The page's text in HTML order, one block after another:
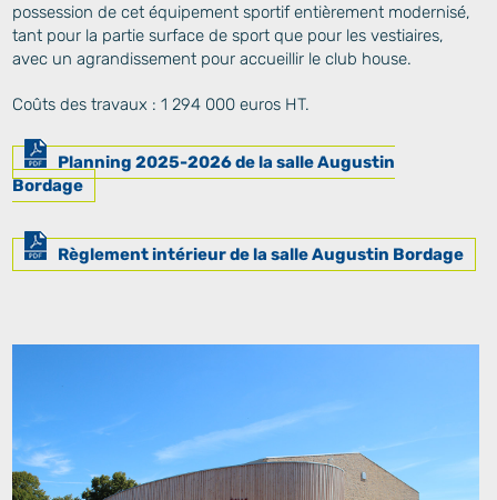
possession de cet équipement sportif entièrement modernisé,
tant pour la partie surface de sport que pour les vestiaires,
avec un agrandissement pour accueillir le club house.
Coûts des travaux : 1 294 000 euros HT.
Planning 2025-2026 de la salle Augustin
Bordage
Règlement intérieur de la salle Augustin Bordage